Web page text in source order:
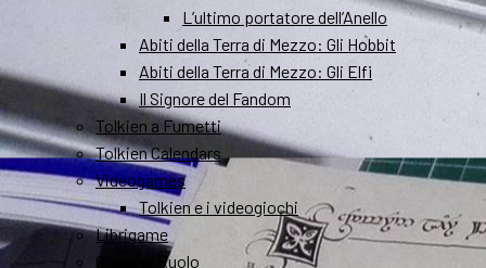
L’ultimo portatore dell’Anello
Abiti della Terra di Mezzo: Gli Hobbit
Abiti della Terra di Mezzo: Gli Elfi
Il Signore del Fandom
Tolkien a Fumetti
Tolkien Calendars
Videogames
Tolkien e i videogiochi
Librigame
Gioco di Ruolo